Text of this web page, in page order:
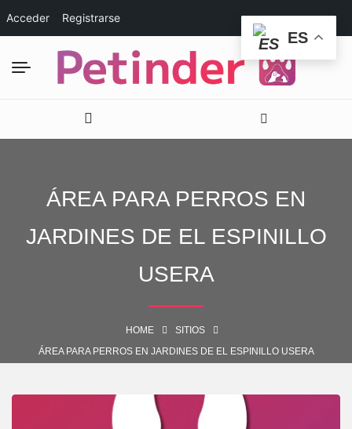
Acceder Registrarse
ÁREA PARA PERROS EN
JARDINES DE EL ESPINILLO
USERA
HOME
SITIOS
ÁREA PARA PERROS EN JARDINES DE EL ESPINILLO USERA
ES